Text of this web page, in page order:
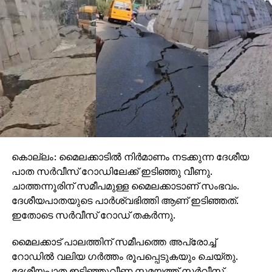
കൊല്ലം: മൈലക്കാടില്‍ നിര്‍മാണം നടക്കുന്ന ദേശീയ
പാത സര്‍വീസ് റോഡിലേക്ക് ഇടിഞ്ഞു വീണു.
ചാത്തന്നൂരിന് സമീപമുള്ള മൈലക്കാടാണ് സംഭവം.
ദേശീയപാതയുടെ പാര്‍ശ്വഭിത്തി ആണ് ഇടിഞ്ഞത്.
ഇതോടെ സര്‍വീസ് റോഡ് തകര്‍ന്നു.
മൈലക്കാട് പാലത്തിന് സമീപത്തെ അപ്രോച്ച്
റോഡില്‍ വലിയ ഗര്‍ത്തം രൂപപ്പെടുകയും ചെയ്തു.